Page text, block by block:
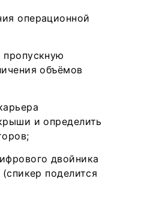
операционной
объёмов
и определить
двойника
поделится